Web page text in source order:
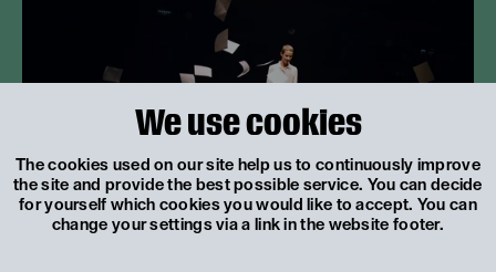
We use cookies
The cookies used on our site help us to continuously improve
the site and provide the best possible service. You can decide
for yourself which cookies you would like to accept. You can
change your settings via a link in the website footer.